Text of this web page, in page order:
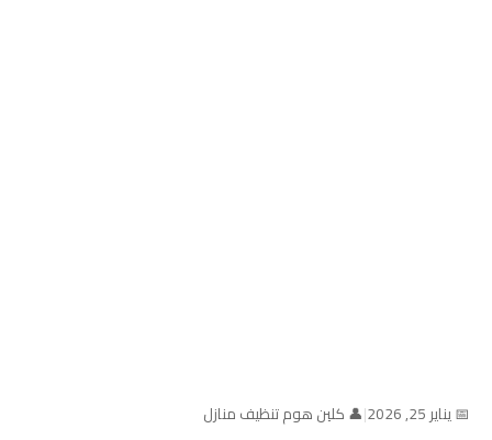
📅 يناير 25, 2026 |👤 كلين هوم تنظيف منازل